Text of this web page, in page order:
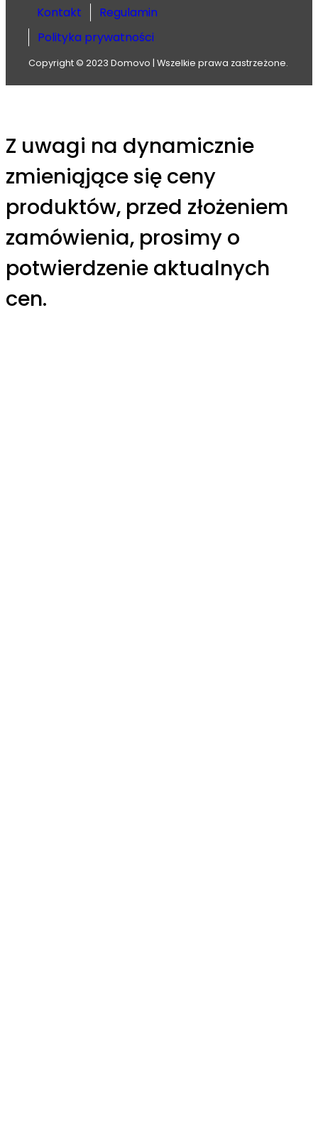
Kontakt
Regulamin
Polityka prywatności
Copyright © 2023 Domovo | Wszelkie prawa zastrzeżone.
Z uwagi na dynamicznie
zmieniąjące się ceny
produktów, przed złożeniem
zamówienia, prosimy o
potwierdzenie aktualnych
cen.